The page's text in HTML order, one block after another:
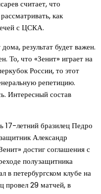
считает, что
как
с ЦСКА.
результат будет важен.
То, что «Зенит» играет на
России, то этот
репетицию.
Интересный состав
17-летний бразилец Педро
Александр
достиг соглашения с
полузащитника
в петербургском клубе на
провел 29 матчей, в